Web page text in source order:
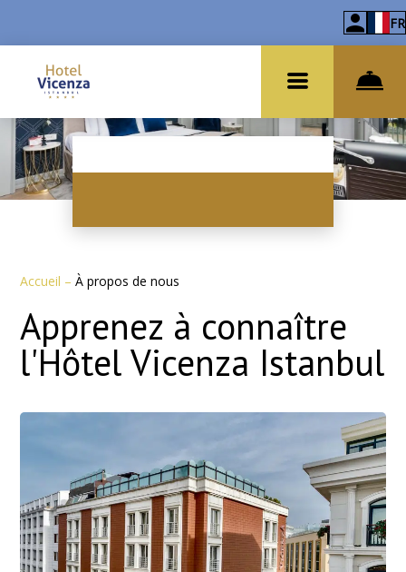
FR
Accueil –À propos de nous
Apprenez à connaître
l'Hôtel Vicenza Istanbul